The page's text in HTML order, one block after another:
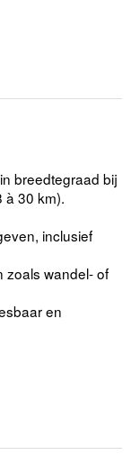
breedtegraad bij
à 30 km).
inclusief
zoals wandel- of
en